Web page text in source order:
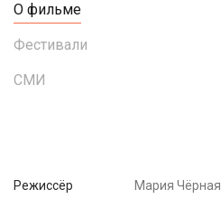
О фильме
Фестивали
СМИ
Режиссёр Мария Чёрная